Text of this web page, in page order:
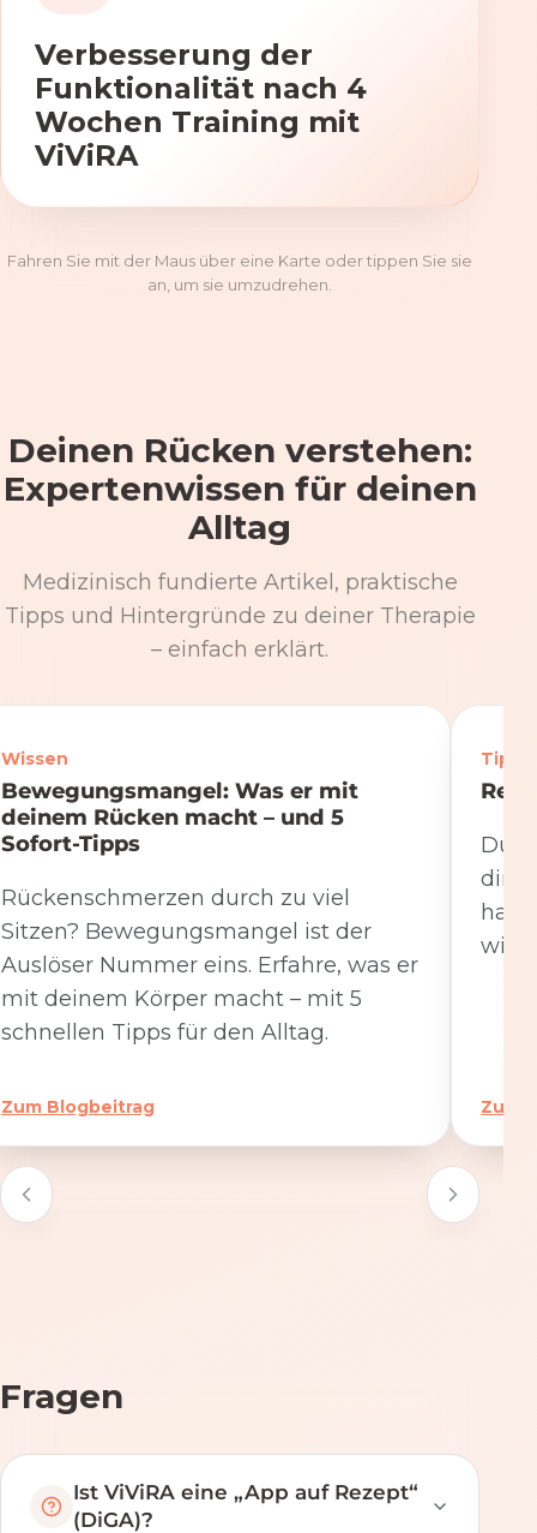
Verbesserung der
Funktionalität nach 4
Wochen Training mit
ViViRA
Fahren Sie mit der Maus über eine Karte oder tippen Sie sie
an, um sie umzudrehen.
Deinen Rücken verstehen:
Expertenwissen für deinen
Alltag
Medizinisch fundierte Artikel, praktische
Tipps und Hintergründe zu deiner Therapie
– einfach erklärt.
Wissen
Bewegungsmangel: Was er mit
deinem Rücken macht – und 5
Sofort-Tipps
Rückenschmerzen durch zu viel
Sitzen? Bewegungsmangel ist der
Auslöser Nummer eins. Erfahre, was er
mit deinem Körper macht – mit 5
schnellen Tipps für den Alltag.
Zum Blogbeitrag
Tipps
Du
hat.
Zum
Fragen
Ist ViViRA eine „App auf Rezept“
(DiGA)?